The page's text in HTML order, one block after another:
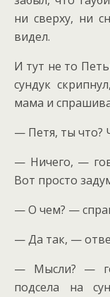
ни сверху, ни
видел.
И тут не то
сундук
мама и
— Петя, ты что?
— Ничего, —
Вот просто
— О чем? —
— Да так, —
— Мысли? —
подсела на